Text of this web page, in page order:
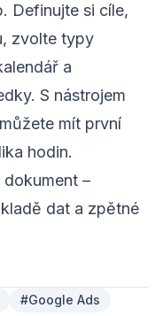
Definujte si cíle,
zvolte typy
a
S nástrojem
mít první
hodin.
–
dat a zpětné
#Google Ads